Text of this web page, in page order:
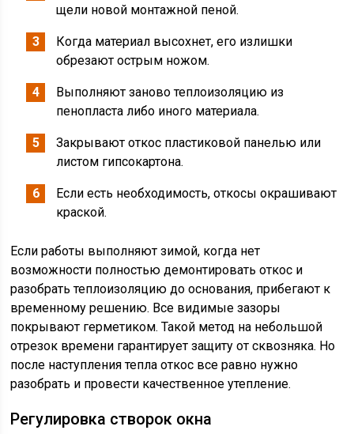
щели новой монтажной пеной.
Когда материал высохнет, его излишки
обрезают острым ножом.
Выполняют заново теплоизоляцию из
пенопласта либо иного материала.
Закрывают откос пластиковой панелью или
листом гипсокартона.
Если есть необходимость, откосы окрашивают
краской.
Если работы выполняют зимой, когда нет
возможности полностью демонтировать откос и
разобрать теплоизоляцию до основания, прибегают к
временному решению. Все видимые зазоры
покрывают герметиком. Такой метод на небольшой
отрезок времени гарантирует защиту от сквозняка. Но
после наступления тепла откос все равно нужно
разобрать и провести качественное утепление.
Регулировка створок окна